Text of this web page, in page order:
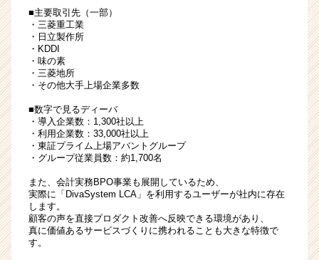
ー・
長
企
業
か
ス
カ
ウ
ト
■主要取引先（一部）
・三菱重工業
・日立製作所
・KDDI
・味の素
・三菱地所
・その他大手上場企業多数
■数字で見るディーバ
・導入企業数：1,300社以上
・利用企業数：33,000社以上
・東証プライム上場アバントグループ
・グループ従業員数：約1,700名
また、会計実務BPO事業も展開しているため、
実際に「DivaSystem LCA」を利用するユーザーが社内に存在
します。
顧客の声を直接プロダクト改善へ反映できる環境があり、
真に価値あるサービスづくりに携われることも大きな特徴で
す。